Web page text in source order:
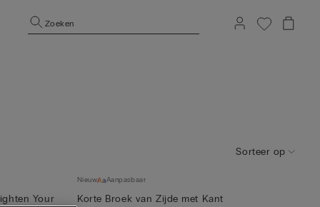
Zoeken
Sorteer op
Your
Nieuw Aanpasbaar
Korte Broek van Zijde met Kant